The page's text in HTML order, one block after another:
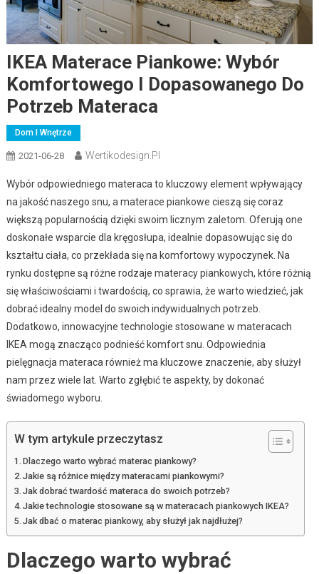
IKEA Materace Piankowe: Wybór
Komfortowego I Dopasowanego Do
Potrzeb Materaca
Dom I Wnętrze
2021-06-28 Wertikodesign.pl
Wybór odpowiedniego materaca to kluczowy element wpływający
na jakość naszego snu, a materace piankowe cieszą się coraz
większą popularnością dzięki swoim licznym zaletom. Oferują one
doskonałe wsparcie dla kręgosłupa, idealnie dopasowując się do
kształtu ciała, co przekłada się na komfortowy wypoczynek. Na
rynku dostępne są różne rodzaje materacy piankowych, które różnią
się właściwościami i twardością, co sprawia, że warto wiedzieć, jak
dobrać idealny model do swoich indywidualnych potrzeb.
Dodatkowo, innowacyjne technologie stosowane w materacach
IKEA mogą znacząco podnieść komfort snu. Odpowiednia
pielęgnacja materaca również ma kluczowe znaczenie, aby służył
nam przez wiele lat. Warto zgłębić te aspekty, by dokonać
świadomego wyboru.
W tym artykule przeczytasz
Dlaczego warto wybrać materac piankowy?
Jakie są różnice między materacami piankowymi?
Jak dobrać twardość materaca do swoich potrzeb?
Jakie technologie stosowane są w materacach piankowych IKEA?
Jak dbać o materac piankowy, aby służył jak najdłużej?
Dlaczego warto wybrać